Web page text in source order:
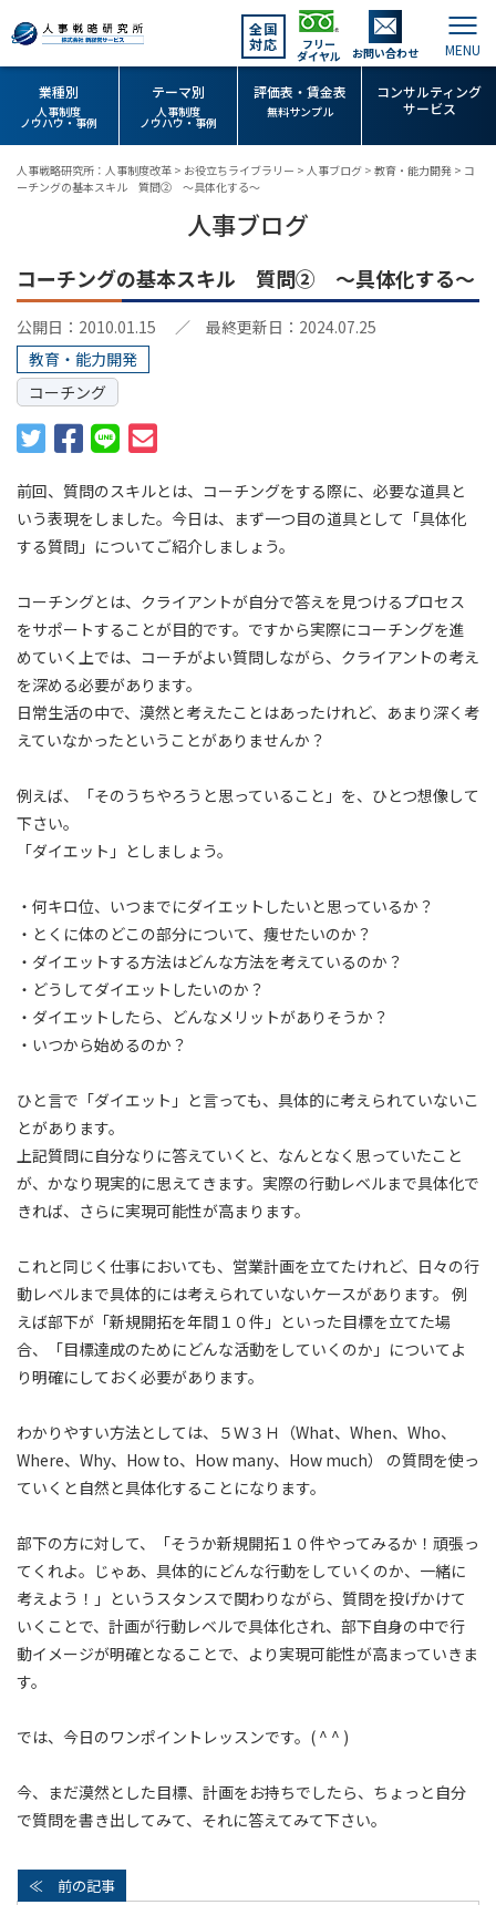
全国
対応
フリー
ダイヤル お問い合わせ
業種別
人事制度
ノウハウ・事例
テーマ別
人事制度
ノウハウ・事例
評価表・賃金表
無料サンプル
コンサルティング
サービス
人事戦略研究所：人事制度改革 > お役立ちライブラリー > 人事ブログ > 教育・能力開発 > コ
ーチングの基本スキル 質問② ～具体化する～
人事ブログ
コーチングの基本スキル 質問② ～具体化する～
公開日：2010.01.15
／ 最終更新日：2024.07.25
教育・能力開発
コーチング
前回、質問のスキルとは、コーチングをする際に、必要な道具と
いう表現をしました。今日は、まず一つ目の道具として「具体化
する質問」についてご紹介しましょう。
コーチングとは、クライアントが自分で答えを見つけるプロセス
をサポートすることが目的です。ですから実際にコーチングを進
めていく上では、コーチがよい質問しながら、クライアントの考え
を深める必要があります。
日常生活の中で、漠然と考えたことはあったけれど、あまり深く考
えていなかったということがありませんか？
例えば、「そのうちやろうと思っていること」を、ひとつ想像して
下さい。
「ダイエット」としましょう。
・何キロ位、いつまでにダイエットしたいと思っているか？
・とくに体のどこの部分について、痩せたいのか？
・ダイエットする方法はどんな方法を考えているのか？
・どうしてダイエットしたいのか？
・ダイエットしたら、どんなメリットがありそうか？
・いつから始めるのか？
ひと言で「ダイエット」と言っても、具体的に考えられていないこ
とがあります。
上記質問に自分なりに答えていくと、なんとなく思っていたこと
が、かなり現実的に思えてきます。実際の行動レベルまで具体化で
きれば、さらに実現可能性が高まります。
これと同じく仕事においても、営業計画を立てたけれど、日々の行
動レベルまで具体的には考えられていないケースがあります。 例
えば部下が「新規開拓を年間１０件」といった目標を立てた場
合、「目標達成のためにどんな活動をしていくのか」についてよ
り明確にしておく必要があります。
わかりやすい方法としては、５Ｗ３Ｈ（What、When、Who、
Where、Why、How to、How many、How much） の質問を使っ
ていくと自然と具体化することになります。
部下の方に対して、「そうか新規開拓１０件やってみるか！頑張っ
てくれよ。じゃあ、具体的にどんな行動をしていくのか、一緒に
考えよう！」というスタンスで関わりながら、質問を投げかけて
いくことで、計画が行動レベルで具体化され、部下自身の中で行
動イメージが明確となることで、より実現可能性が高まっていきま
す。
では、今日のワンポイントレッスンです。( ^ ^ )
今、まだ漠然とした目標、計画をお持ちでしたら、ちょっと自分
で質問を書き出してみて、それに答えてみて下さい。